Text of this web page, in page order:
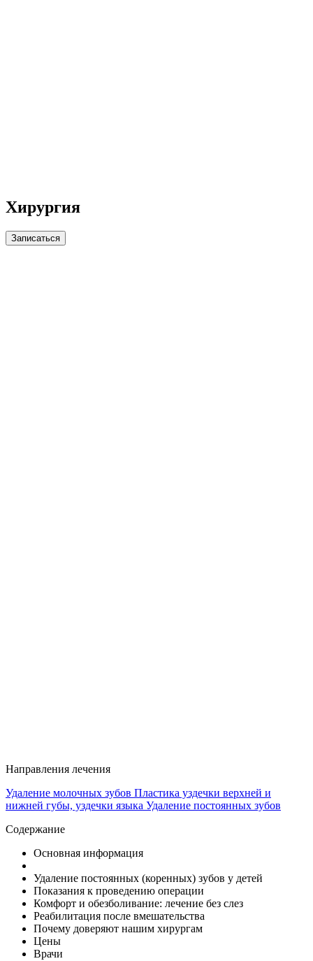
Хирургия
Записаться
Направления лечения
Удаление молочных зубов Пластика уздечки верхней и
нижней губы, уздечки языка Удаление постоянных зубов
Содержание
Основная информация
Удаление постоянных (коренных) зубов у детей
Показания к проведению операции
Комфорт и обезболивание: лечение без слез
Реабилитация после вмешательства
Почему доверяют нашим хирургам
Цены
Врачи